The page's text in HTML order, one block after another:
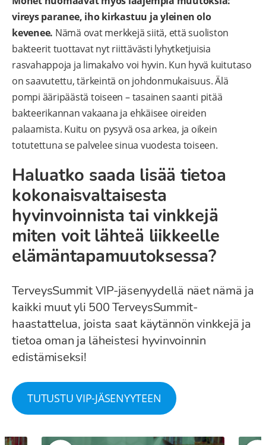
vireys paranee, iho kirkastuu ja yleinen olo
kevenee. Nämä ovat merkkejä siitä, että suoliston
bakteerit tuottavat nyt riittävästi lyhytketjuisia
rasvahappoja ja limakalvo voi hyvin. Kun hyvä kuitutaso
on saavutettu, tärkeintä on johdonmukaisuus. Älä
pompi ääripäästä toiseen – tasainen saanti pitää
bakteerikannan vakaana ja ehkäisee oireiden
palaamista. Kuitu on pysyvä osa arkea, ja oikein
totutettuna se palvelee sinua vuodesta toiseen.
Haluatko saada lisää tietoa
kokonaisvaltaisesta
hyvinvoinnista tai vinkkejä
miten voit lähteä liikkeelle
elämäntapamuutoksessa?
TerveysSummit VIP-jäsenyydellä näet nämä ja
kaikki muut yli 500 TerveysSummit-
haastattelua, joista saat käytännön vinkkejä ja
tietoa oman ja läheistesi hyvinvoinnin
edistämiseksi!
TUTUSTU VIP-JÄSENYYTEEN